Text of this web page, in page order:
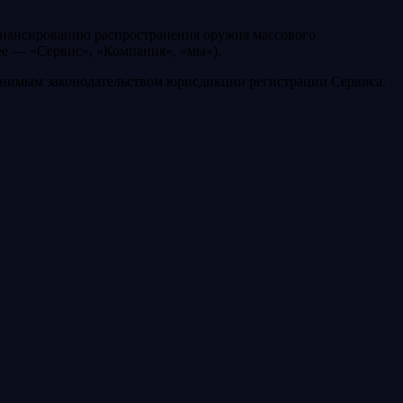
распространения оружия массового
— «Сервис», «Компания», «мы»).
законодательством юрисдикции регистрации Сервиса.